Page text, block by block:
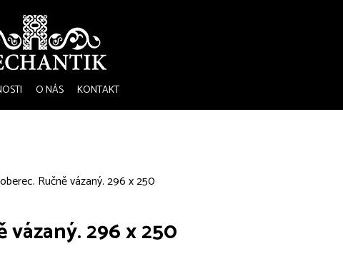
O NÁS KONTAKT
Ručně vázaný. 296 x 250
296 x 250